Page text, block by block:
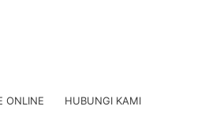
ONLINE HUBUNGI KAMI